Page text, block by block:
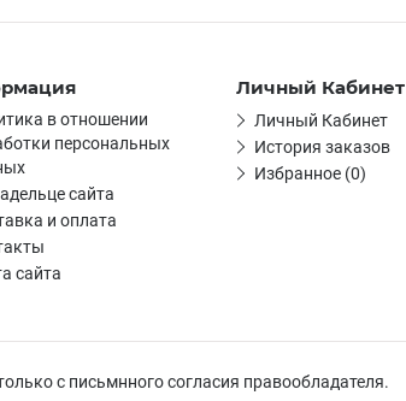
в отношении
персональных
сайта
и оплата
сайта
Личный Кабинет
Личный Кабинет
История заказов
Избранное (0)
с письмнного согласия правообладателя.